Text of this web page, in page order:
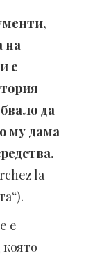
на
е
да
му дама
la
е